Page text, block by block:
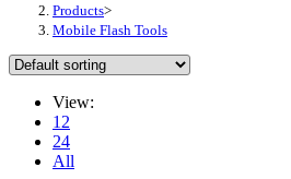
Products>
Mobile Flash Tools
View:
12
24
All